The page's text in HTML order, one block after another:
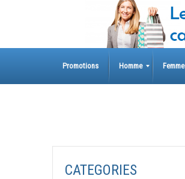
Promotions Homme Femme
CATEGORIES